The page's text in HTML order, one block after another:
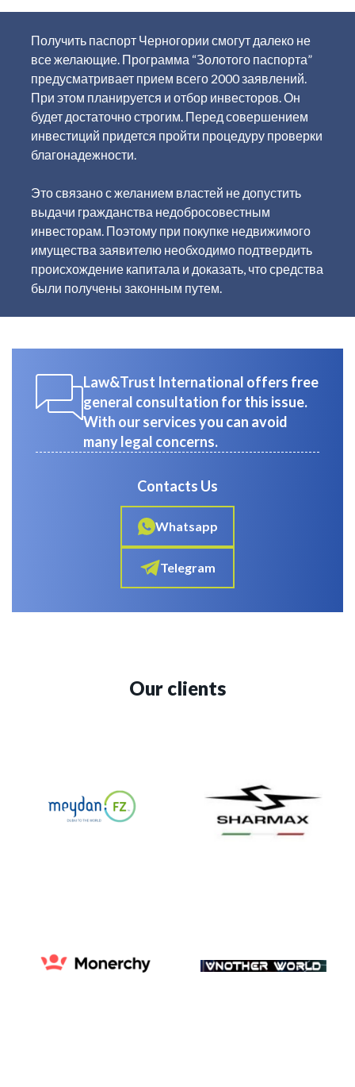
Получить паспорт Черногории смогут далеко не
все желающие. Программа “Золотого паспорта”
предусматривает прием всего 2000 заявлений.
При этом планируется и отбор инвесторов. Он
будет достаточно строгим. Перед совершением
инвестиций придется пройти процедуру проверки
благонадежности.
Это связано с желанием властей не допустить
выдачи гражданства недобросовестным
инвесторам. Поэтому при покупке недвижимого
имущества заявителю необходимо подтвердить
происхождение капитала и доказать, что средства
были получены законным путем.
Law&Trust International offers free
general consultation for this issue.
With our services you can avoid
many legal concerns.
Contacts Us
Whatsapp
Telegram
Our clients